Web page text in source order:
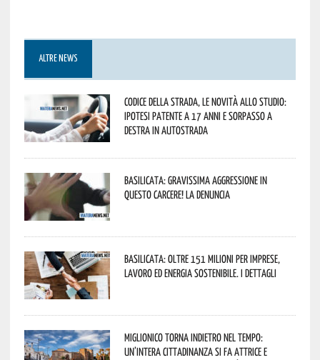
ALTRE NEWS
Codice della strada, le novità allo studio:
ipotesi patente a 17 anni e sorpasso a
destra in autostrada
Basilicata: gravissima aggressione in
questo Carcere! La denuncia
Basilicata: oltre 151 milioni per imprese,
lavoro ed energia sostenibile. I dettagli
Miglionico torna indietro nel tempo:
un’intera cittadinanza si fa attrice e